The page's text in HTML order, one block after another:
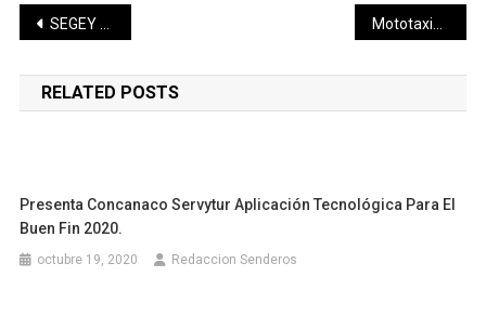
Navegación
de
entradas
SEGEY atiende reportes de afectaciones en planteles educativos tras las recientes lluvias Mototaxis en Mérida entran a nueva etapa de regulación con estrategia ROM
RELATED POSTS
Presenta Concanaco Servytur Aplicación Tecnológica Para El
Buen Fin 2020.
octubre 19, 2020 Redaccion Senderos